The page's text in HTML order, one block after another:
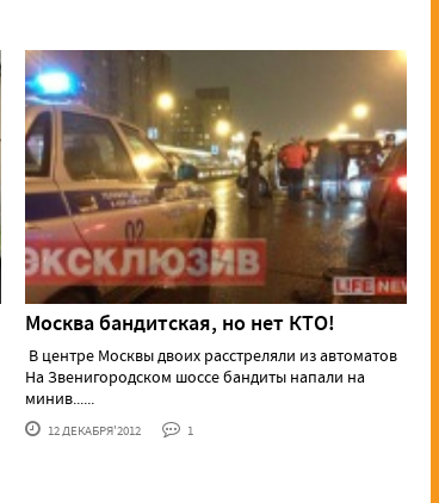
Москва бандитская, но нет КТО!
В центре Москвы двоих расстреляли из автоматов
На Звенигородском шоссе бандиты напали на
минив......
12 ДЕКАБРЯ'2012 1